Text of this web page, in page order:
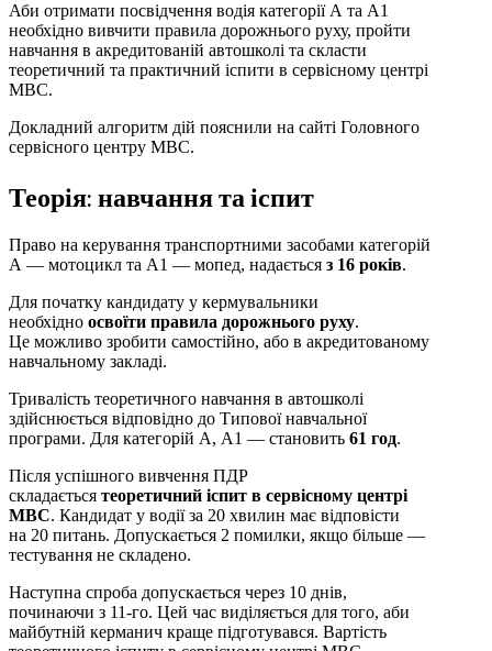
Аби отримати посвідчення водія категорії А та А1
необхідно вивчити правила дорожнього руху, пройти
навчання в акредитованій автошколі та скласти
теоретичний та практичний іспити в сервісному центрі
МВС.
Докладний алгоритм дій пояснили на сайті Головного
сервісного центру МВС.
Теорія: навчання та іспит
Право на керування транспортними засобами категорій
А — мотоцикл та А1 — мопед, надається з 16 років.
Для початку кандидату у кермувальники
необхідно освоїти правила дорожнього руху.
Це можливо зробити самостійно, або в акредитованому
навчальному закладі.
Тривалість теоретичного навчання в автошколі
здійснюється відповідно до Типової навчальної
програми. Для категорій А, А1 — становить 61 год.
Після успішного вивчення ПДР
складається теоретичний іспит в сервісному центрі
МВС. Кандидат у водії за 20 хвилин має відповісти
на 20 питань. Допускається 2 помилки, якщо більше —
тестування не складено.
Наступна спроба допускається через 10 днів,
починаючи з 11-го. Цей час виділяється для того, аби
майбутній керманич краще підготувався. Вартість